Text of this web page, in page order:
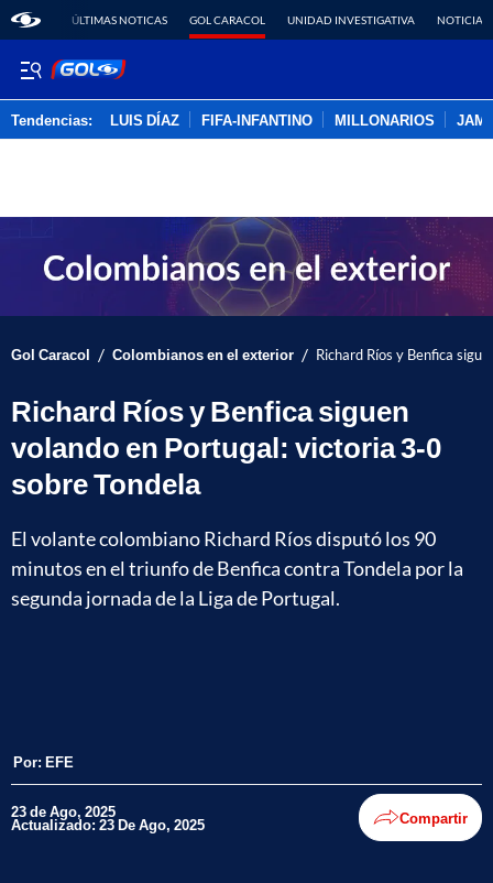
ÚLTIMAS NOTICAS GOL CARACOL UNIDAD INVESTIGATIVA NOTICIAS
Tendencias: LUIS DÍAZ FIFA-INFANTINO MILLONARIOS
Gol Caracol / Colombianos en el exterior / Richard Ríos y Benfica
Richard Ríos y Benfica siguen
volando en Portugal: victoria 3-0
sobre Tondela
El volante colombiano Richard Ríos disputó los 90
minutos en el triunfo de Benfica contra Tondela por la
segunda jornada de la Liga de Portugal.
Por: EFE
23 de Ago, 2025
Actualizado: 23 De Ago, 2025 Compartir